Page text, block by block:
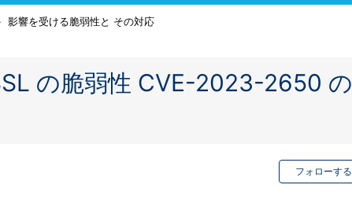
影響を受ける脆弱性と その対応
の脆弱性 CVE-2023-2650 の
フォローする